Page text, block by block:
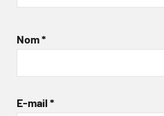
Nom*
E-mail *